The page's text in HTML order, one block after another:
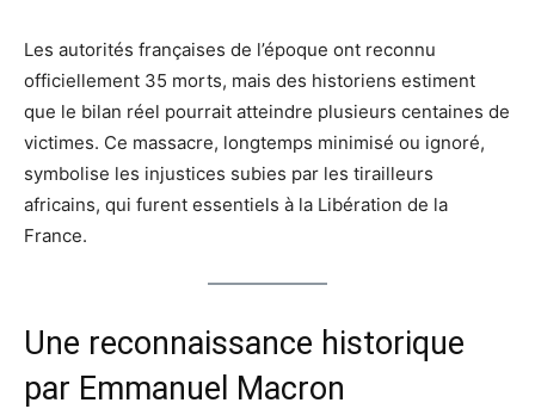
Les autorités françaises de l’époque ont reconnu
officiellement 35 morts, mais des historiens estiment
que le bilan réel pourrait atteindre plusieurs centaines de
victimes. Ce massacre, longtemps minimisé ou ignoré,
symbolise les injustices subies par les tirailleurs
africains, qui furent essentiels à la Libération de la
France.
Une reconnaissance historique
par Emmanuel Macron